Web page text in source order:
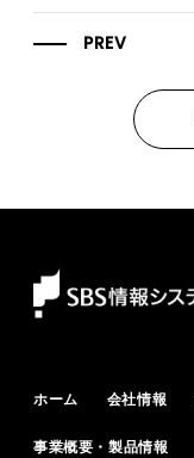
PREV
ホーム 会社情報
事業概要・製品情報